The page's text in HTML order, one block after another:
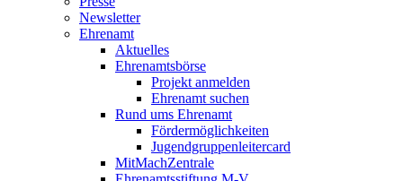
Newsletter
Ehrenamt
Aktuelles
Ehrenamtsbörse
Projekt anmelden
Ehrenamt suchen
Rund ums Ehrenamt
Fördermöglichkeiten
Jugendgruppenleitercard
MitMachZentrale